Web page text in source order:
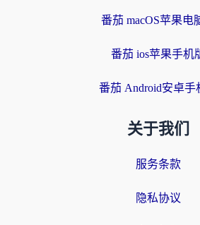
番茄 macOS苹果电
番茄 ios苹果手机
番茄 Android安卓手
关于我们
服务条款
隐私协议